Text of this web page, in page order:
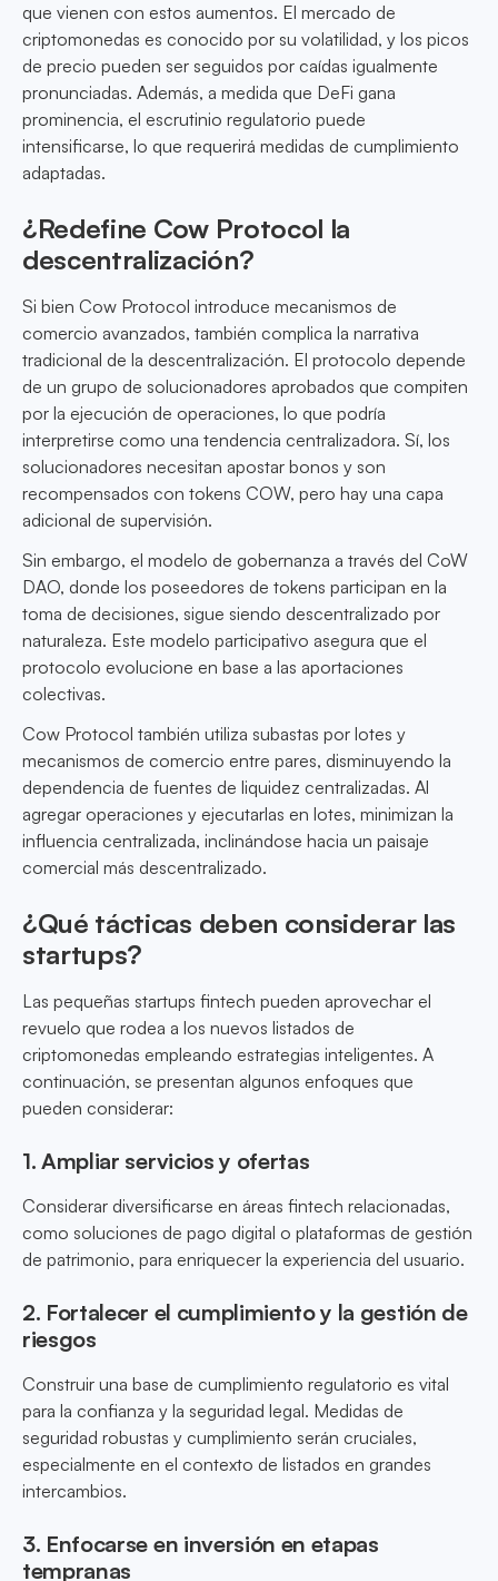
que vienen con estos aumentos. El mercado de
criptomonedas es conocido por su volatilidad, y los picos
de precio pueden ser seguidos por caídas igualmente
pronunciadas. Además, a medida que DeFi gana
prominencia, el escrutinio regulatorio puede
intensificarse, lo que requerirá medidas de cumplimiento
adaptadas.
¿Redefine Cow Protocol la
descentralización?
Si bien Cow Protocol introduce mecanismos de
comercio avanzados, también complica la narrativa
tradicional de la descentralización. El protocolo depende
de un grupo de solucionadores aprobados que compiten
por la ejecución de operaciones, lo que podría
interpretirse como una tendencia centralizadora. Sí, los
solucionadores necesitan apostar bonos y son
recompensados con tokens COW, pero hay una capa
adicional de supervisión.
Sin embargo, el modelo de gobernanza a través del CoW
DAO, donde los poseedores de tokens participan en la
toma de decisiones, sigue siendo descentralizado por
naturaleza. Este modelo participativo asegura que el
protocolo evolucione en base a las aportaciones
colectivas.
Cow Protocol también utiliza subastas por lotes y
mecanismos de comercio entre pares, disminuyendo la
dependencia de fuentes de liquidez centralizadas. Al
agregar operaciones y ejecutarlas en lotes, minimizan la
influencia centralizada, inclinándose hacia un paisaje
comercial más descentralizado.
¿Qué tácticas deben considerar las
startups?
Las pequeñas startups fintech pueden aprovechar el
revuelo que rodea a los nuevos listados de
criptomonedas empleando estrategias inteligentes. A
continuación, se presentan algunos enfoques que
pueden considerar:
1. Ampliar servicios y ofertas
Considerar diversificarse en áreas fintech relacionadas,
como soluciones de pago digital o plataformas de gestión
de patrimonio, para enriquecer la experiencia del usuario.
2. Fortalecer el cumplimiento y la gestión de
riesgos
Construir una base de cumplimiento regulatorio es vital
para la confianza y la seguridad legal. Medidas de
seguridad robustas y cumplimiento serán cruciales,
especialmente en el contexto de listados en grandes
intercambios.
3. Enfocarse en inversión en etapas
tempranas